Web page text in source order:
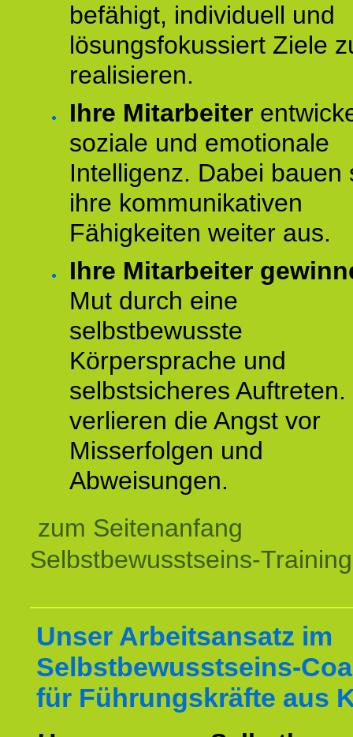
befähigt, individuell und
lösungsfokussiert Ziele
realisieren.
Ihre Mitarbeiter
soziale und emotionale
Intelligenz. Dabei bauen
ihre kommunikativen
Fähigkeiten weiter aus.
Ihre Mitarbeiter
Mut durch eine
selbstbewusste
Körpersprache und
selbstsicheres Auftreten.
verlieren die Angst vor
Misserfolgen und
Abweisungen.
zum Seitenanfang
Selbstbewusstseins-
Unser Arbeitsansatz im
Selbstbewusstseins-
für Führungskräfte aus